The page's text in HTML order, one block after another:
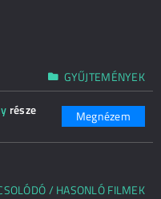
GYŰJTEMÉNYEK
része Megnézem
/ HASONLÓ FILMEK